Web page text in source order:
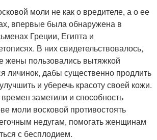
моли не как о вредителе, а о ее
впервые была обнаружена в
Греции, Египта и
В них свидетельствовалось,
жены пользовались вытяжкой
личинок, дабы существенно продлить
и уберечь красоту своей кожи.
заметили и способность
моли восковой противостоять
недугам, помогать женщинам
с бесплодием.